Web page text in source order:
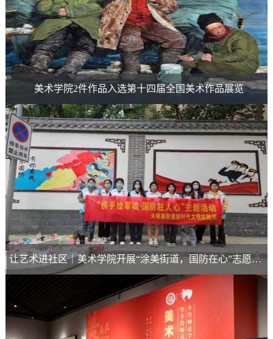
美术学院2件作品入选第十四届全国美术作品展览
让艺术进社区｜美术学院开展“涂美街道，国防在心”志愿墙绘活动